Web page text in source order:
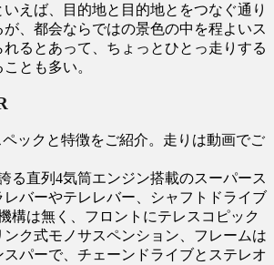
えば、目的地と目的地とをつなぐ通り
、都会ならではの景色の中を程よいス
れるとあって、ちょっとひとっ走りする
とも多い。
る直列4気筒エンジン搭載のスーパース
バーやテレレバー、シャフトドライブ
構は無く、フロントにテレスコピック
ク式モノサスペンション、フレームは
パーで、チェーンドライブとステレオ